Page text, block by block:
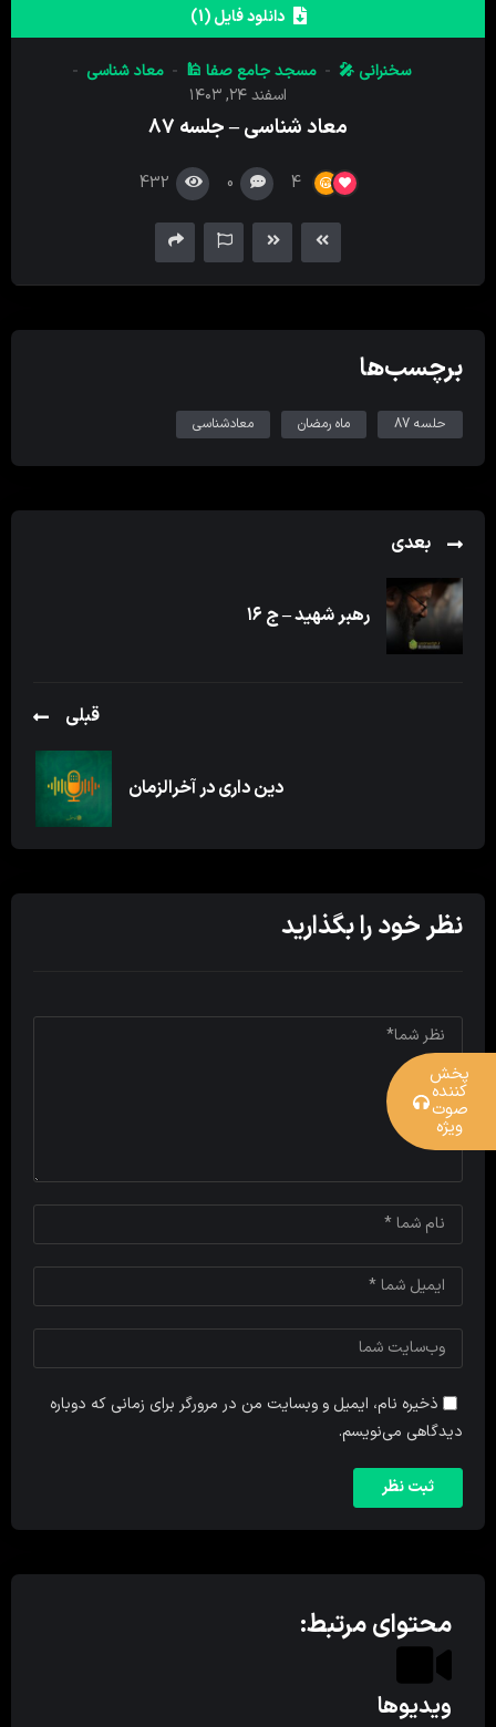
صدا
دانلود فایل (1)
سخنرانی 🎤 مسجد جامع صفا 🕌
معاد شناسی
اسفند ۲۴, ۱۴۰۳
معاد شناسی – جلسه ۸۷
4
0
432
برچسب‌ها
حلسه 87 ماه رمضان معادشناسی
بعدی
رهبر شهید – ج ۱۶
قبلی
دین داری در آخرالزمان
نظر خود را بگذارید
ذخیره نام، ایمیل و وبسایت من در مرورگر برای زمانی که دوباره
دیدگاهی می‌نویسم.
محتوای مرتبط:
ویدیوها
پخش
کننده
صوت
ویژه